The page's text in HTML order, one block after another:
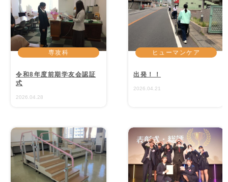
専攻科
令和8年度前期学友会認証
式
2026.04.28
ヒューマンケア
出発！！
2026.04.21